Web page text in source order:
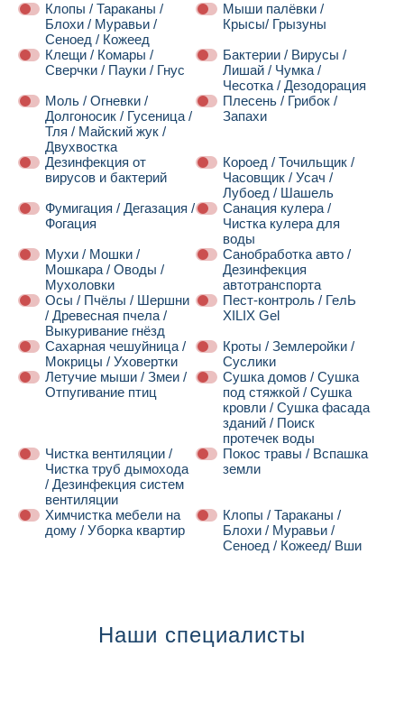
Клопы / Тараканы /
Блохи / Муравьи /
Сеноед / Кожеед
Мыши палёвки /
Крысы/ Грызуны
Клещи / Комары /
Сверчки / Пауки / Гнус
Бактерии / Вирусы /
Лишай / Чумка /
Чесотка / Дезодорация
Моль / Огневки /
Долгоносик / Гусеница /
Тля / Майский жук /
Двухвостка
Плесень / Грибок /
Запахи
Дезинфекция от
вирусов и бактерий
Короед / Точильщик /
Часовщик / Усач /
Лубоед / Шашель
Фумигация / Дегазация /
Фогация
Санация кулера /
Чистка кулера для
воды
Мухи / Мошки /
Мошкара / Оводы /
Мухоловки
Санобработка авто /
Дезинфекция
автотранспорта
Осы / Пчёлы / Шершни
/ Древесная пчела /
Выкуривание гнёзд
Пест-контроль / ГелЬ
XILIX Gel
Сахарная чешуйница /
Мокрицы / Уховертки
Кроты / Землеройки /
Суслики
Летучие мыши / Змеи /
Отпугивание птиц
Сушка домов / Сушка
под стяжкой / Сушка
кровли / Сушка фасада
зданий / Поиск
протечек воды
Чистка вентиляции /
Чистка труб дымохода
/ Дезинфекция систем
вентиляции
Покос травы / Вспашка
земли
Химчистка мебели на
дому / Уборка квартир
Клопы / Тараканы /
Блохи / Муравьи /
Сеноед / Кожеед/ Вши
Наши специалисты